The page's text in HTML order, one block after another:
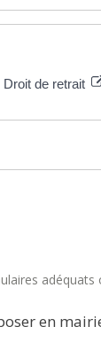
de retrait
adéquats
en